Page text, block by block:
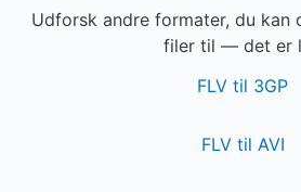
Udforsk andre formater, du kan
filer til — det er
FLV til 3GP
FLV til AVI